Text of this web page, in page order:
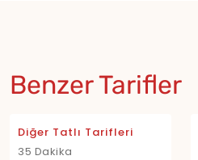
Benzer Tarifler
Diğer Tatlı Tarifleri
35 Dakika